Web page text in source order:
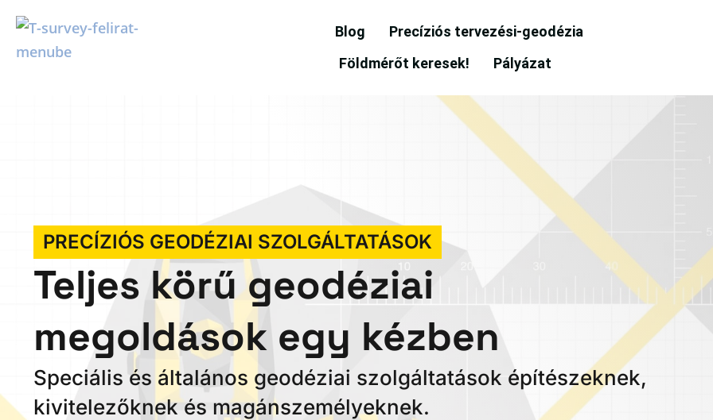
Blog
Precíziós tervezési-geodézia
Földmérőt keresek!
Pályázat
PRECÍZIÓS GEODÉZIAI SZOLGÁLTATÁSOK
Teljes körű geodéziai
megoldások egy kézben
Speciális és általános geodéziai szolgáltatások építészeknek,
kivitelezőknek és magánszemélyeknek.